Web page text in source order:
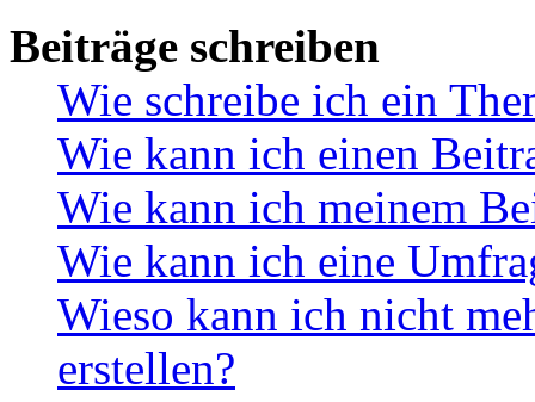
Beiträge schreiben
Wie schreibe ich ein
Wie kann ich einen
Wie kann ich meinem
Wie kann ich eine
Wieso kann ich nicht
erstellen?